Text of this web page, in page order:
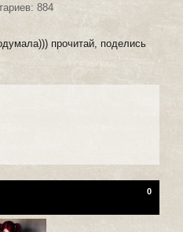
884
прочитай, поделись
0